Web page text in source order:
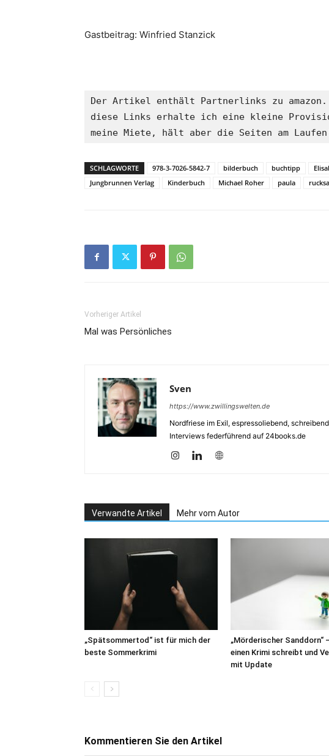
Gastbeitrag: Winfried Stanzick
Der Artikel enthält Partnerlinks zu amazon.
diese Links erhalte ich eine kleine
meine Miete, hält aber die Seiten am
SCHLAGWORTE 978-3-7026-5842-7 bilderbuch buchtipp
Jungbrunnen Verlag
Kinderbuch Michael Roher paula
Vorheriger Artikel
Mal was Persönliches
Sven
https://www.zwillingswelten.de
Nordfriese im Exil, espressoliebend,
Interviews federführend auf 24books.de
Verwandte Artikel Mehr vom Autor
„Spätsommertod“ ist für mich der
beste Sommerkrimi
„Mörderischer Sanddorn“
einen Krimi schreibt und
mit Update
Kommentieren Sie den Artikel